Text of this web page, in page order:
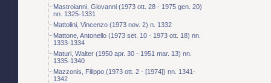
Mastroianni, Giovanni (1973 ott. 28 - 1975 gen. 20)
nn. 1325-1331
Mattolini, Vincenzo (1973 nov. 2) n. 1332
Mattone, Antonello (1973 set. 10 - 1973 ott. 18) nn.
1333-1334
Maturi, Walter (1950 apr. 30 - 1951 mar. 13) nn.
1335-1340
Mazzonis, Filippo (1973 ott. 2 - [1974]) nn. 1341-
1342